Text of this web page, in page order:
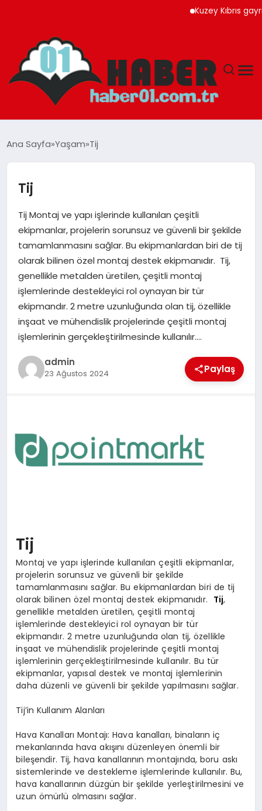
Kuzey Kıbrıs
ADANA
YAŞAM
GÜNDEM
MAGAZIN
EĞITIM
TEKNOLOJI
Ana Sayfa Yaşam Tij
Tij
Tij Montaj ve yapı işlerinde kullanılan çeşitli
ekipmanlar, projelerin sorunsuz ve güvenli bir şekilde
tamamlanmasını sağlar. Bu ekipmanlardan biri de tij
olarak bilinen özel montaj destek ekipmanıdır. Tij,
genellikle metalden üretilen, çeşitli montaj
işlemlerinde destekleyici rol oynayan bir tür
ekipmandır. 2 metre uzunluğunda olan tij, özellikle
inşaat ve mühendislik projelerinde çeşitli montaj
işlemlerinin gerçekleştirilmesinde kullanılır….
admin
23 Ağustos 2024 Paylaş
Tij
Montaj ve yapı işlerinde kullanılan çeşitli ekipmanlar,
projelerin sorunsuz ve güvenli bir şekilde
tamamlanmasını sağlar. Bu ekipmanlardan biri de tij
olarak bilinen özel montaj destek ekipmanıdır. Tij,
genellikle metalden üretilen, çeşitli montaj
işlemlerinde destekleyici rol oynayan bir tür
ekipmandır. 2 metre uzunluğunda olan tij, özellikle
inşaat ve mühendislik projelerinde çeşitli montaj
işlemlerinin gerçekleştirilmesinde kullanılır. Bu tür
ekipmanlar, yapısal destek ve montaj işlemlerinin
daha düzenli ve güvenli bir şekilde yapılmasını sağlar.
Tij’in Kullanım Alanları
Hava Kanalları Montajı: Hava kanalları, binaların iç
mekanlarında hava akışını düzenleyen önemli bir
bileşendir. Tij, hava kanallarının montajında, boru askı
sistemlerinde ve destekleme işlemlerinde kullanılır. Bu,
hava kanallarının düzgün bir şekilde yerleştirilmesini ve
uzun ömürlü olmasını sağlar.